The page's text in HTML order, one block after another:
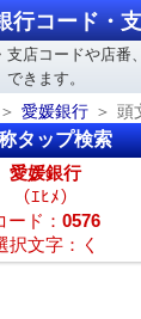
行コード・
店コードや店番
できます。
愛媛銀行 頭
タップ検索
愛媛銀行
（ｴﾋﾒ）
ード： 0576
択文字：く